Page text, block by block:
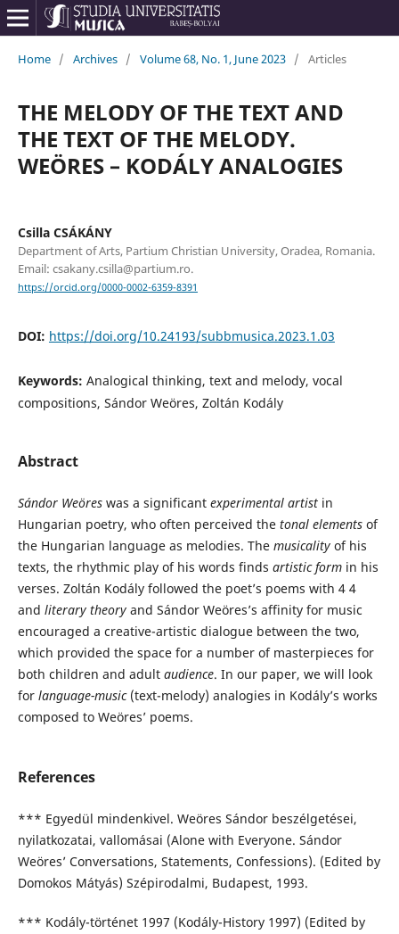
Home / Archives / Volume 68, No. 1, June 2023 / Articles
THE MELODY OF THE TEXT AND
THE TEXT OF THE MELODY.
WEÖRES – KODÁLY ANALOGIES
Csilla CSÁKÁNY
Department of Arts, Partium Christian University, Oradea, Romania.
Email: csakany.csilla@partium.ro.
https://orcid.org/0000-0002-6359-8391
DOI: https://doi.org/10.24193/subbmusica.2023.1.03
Keywords: Analogical thinking, text and melody, vocal
compositions, Sándor Weöres, Zoltán Kodály
Abstract
Sándor Weöreswas a significant experimental artistin
Hungarian poetry, who often perceived the tonal elementsof
the Hungarian language as melodies. The musicalityof his
texts, the rhythmic play of his words finds artistic formin his
verses. Zoltán Kodály followed the poet’s poems with 4 4
and literary theoryand Sándor Weöres’s affinity for music
encouraged a creative-artistic dialogue between the two,
which provided the space for a number of masterpieces for
both children and adult audience. In our paper, we will look
for language-music(text-melody) analogies in Kodály’s works
composed to Weöres’ poems.
References
*** Egyedül mindenkivel. Weöres Sándor beszélgetései,
nyilatkozatai, vallomásai (Alone with Everyone. Sándor
Weöres’ Conversations, Statements, Confessions). (Edited by
Domokos Mátyás) Szépirodalmi, Budapest, 1993.
*** Kodály-történet 1997 (Kodály-History 1997) (Edited by